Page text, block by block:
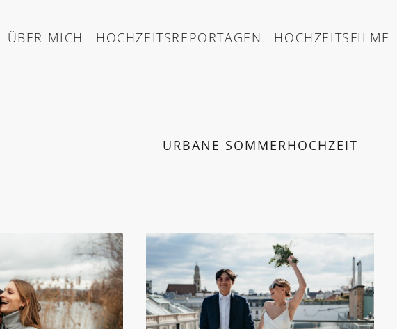
ÜBER MICH HOCHZEITSREPORTAGEN HOCHZEITSFILME
URBANE SOMMERHOCHZEIT